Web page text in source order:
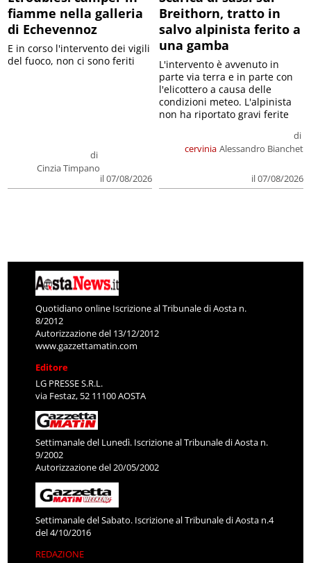
fiamme nella galleria
di Echevennoz
di
Cinzia Timpano
il 07/08/2026
E in corso l'intervento dei vigili
del fuoco, non ci sono feriti
Breithorn, tratto in
salvo alpinista ferito a
una gamba
cervinia
di
Alessandro Bianchet
il 07/08/2026
L'intervento è avvenuto in
parte via terra e in parte con
l'elicottero a causa delle
condizioni meteo. L'alpinista
non ha riportato gravi ferite
Quotidiano online Iscrizione al Tribunale di Aosta n.
8/2012
Autorizzazione del 13/12/2012
www.gazzettamatin.com
Editore
LG PRESSE S.R.L.
via Festaz, 52 11100 AOSTA
Settimanale del Lunedì. Iscrizione al Tribunale di Aosta n.
9/2002
Autorizzazione del 20/05/2002
Settimanale del Sabato. Iscrizione al Tribunale di Aosta n.4
del 4/10/2016
REDAZIONE